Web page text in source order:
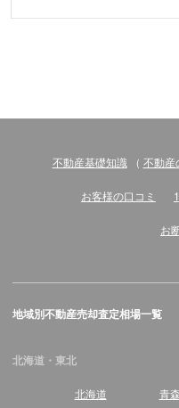
不動産基礎知識 （ 不動産
お客様の口コミ
お
地域別不動産売却査定相場一覧
北海道・東北
北海道 青